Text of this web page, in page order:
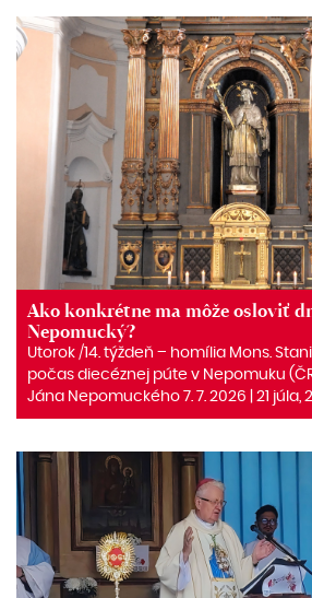
Ako konkrétne ma môže osloviť
Nepomucký?
Utorok /14. týždeň – homília Mons.
počas diecéznej púte v Nepomuku
Jána Nepomuckého 7. 7. 2026 | 21 júla,